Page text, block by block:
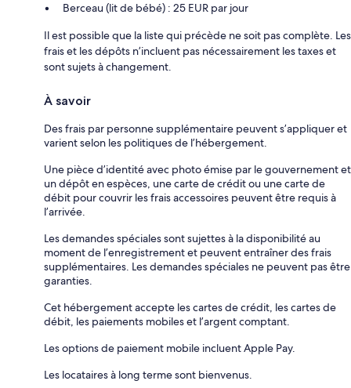
Berceau (lit de bébé) : 25 EUR par jour
Il est possible que la liste qui précède ne soit pas complète. Les
frais et les dépôts n’incluent pas nécessairement les taxes et
sont sujets à changement.
À savoir
Des frais par personne supplémentaire peuvent s’appliquer et
varient selon les politiques de l’hébergement.
Une pièce d’identité avec photo émise par le gouvernement et
un dépôt en espèces, une carte de crédit ou une carte de
débit pour couvrir les frais accessoires peuvent être requis à
l’arrivée.
Les demandes spéciales sont sujettes à la disponibilité au
moment de l’enregistrement et peuvent entraîner des frais
supplémentaires. Les demandes spéciales ne peuvent pas être
garanties.
Cet hébergement accepte les cartes de crédit, les cartes de
débit, les paiements mobiles et l’argent comptant.
Les options de paiement mobile incluent Apple Pay.
Les locataires à long terme sont bienvenus.